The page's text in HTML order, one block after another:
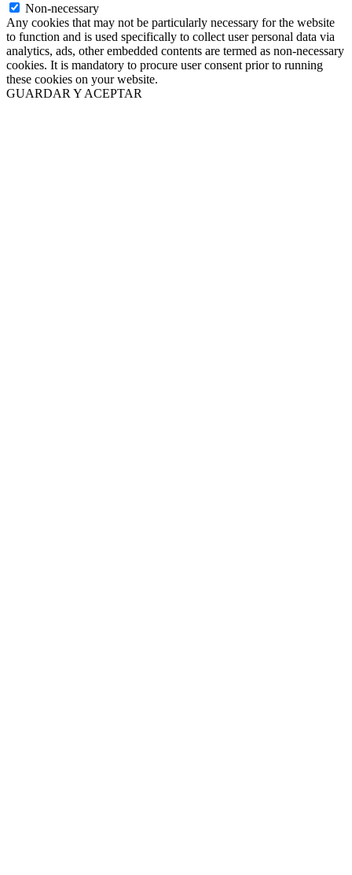
Non-necessary
Any cookies that may not be particularly necessary for the website
to function and is used specifically to collect user personal data via
analytics, ads, other embedded contents are termed as non-necessary
cookies. It is mandatory to procure user consent prior to running
these cookies on your website.
GUARDAR Y ACEPTAR